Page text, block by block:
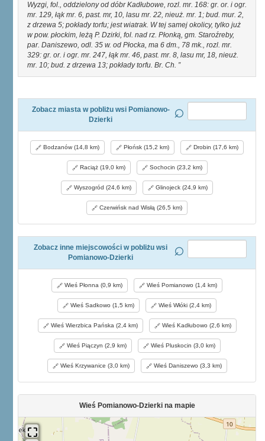
Wyzgi, fol., oddzielony od dóbr Kadłubowe, rozl. mr. 168: gr. or. i ogr.
mr. 129, łąk mr. 6, past. mr, 10, lasu mr. 22, nieuż. mr. 1; bud. mur. 2,
z drzewa 5; pokłady torfu; jest wiatrak. W tej samej okolicy, tylko już
w pow. płockim, leżą P. Dzirki, fol. nad rz. Płonką, gm. Staroźreby,
par. Daniszewo, odl. 35 w. od Płocka, ma 6 dm., 78 mk., rozl. mr.
329: gr. or. i ogr. mr. 247, łąk mr. 46, past. mr. 8, lasu mr, 18, nieuż.
mr. 10; bud. z drzewa 13; pokłady torfu. Br. Ch.
Zobacz miasta w pobliżu wsi Pomianowo-
Dzierki
Bodzanów (14,8 km) Płońsk (15,2 km) Drobin (17,6 km)
Raciąż (19,0 km) Sochocin (23,2 km)
Wyszogród (24,6 km) Glinojeck (24,9 km)
Czerwińsk nad Wisłą (26,5 km)
Zobacz inne miejscowości w pobliżu wsi
Pomianowo-Dzierki
Wieś Płonna (0,9 km) Wieś Pomianowo (1,4 km)
Wieś Sadkowo (1,5 km) Wieś Włóki (2,4 km)
Wieś Wierzbica Pańska (2,4 km) Wieś Kadłubowo (2,6 km)
Wieś Piączyn (2,9 km) Wieś Pluskocin (3,0 km)
Wieś Krzywanice (3,0 km) Wieś Daniszewo (3,3 km)
Wieś Pomianowo-Dzierki na mapie